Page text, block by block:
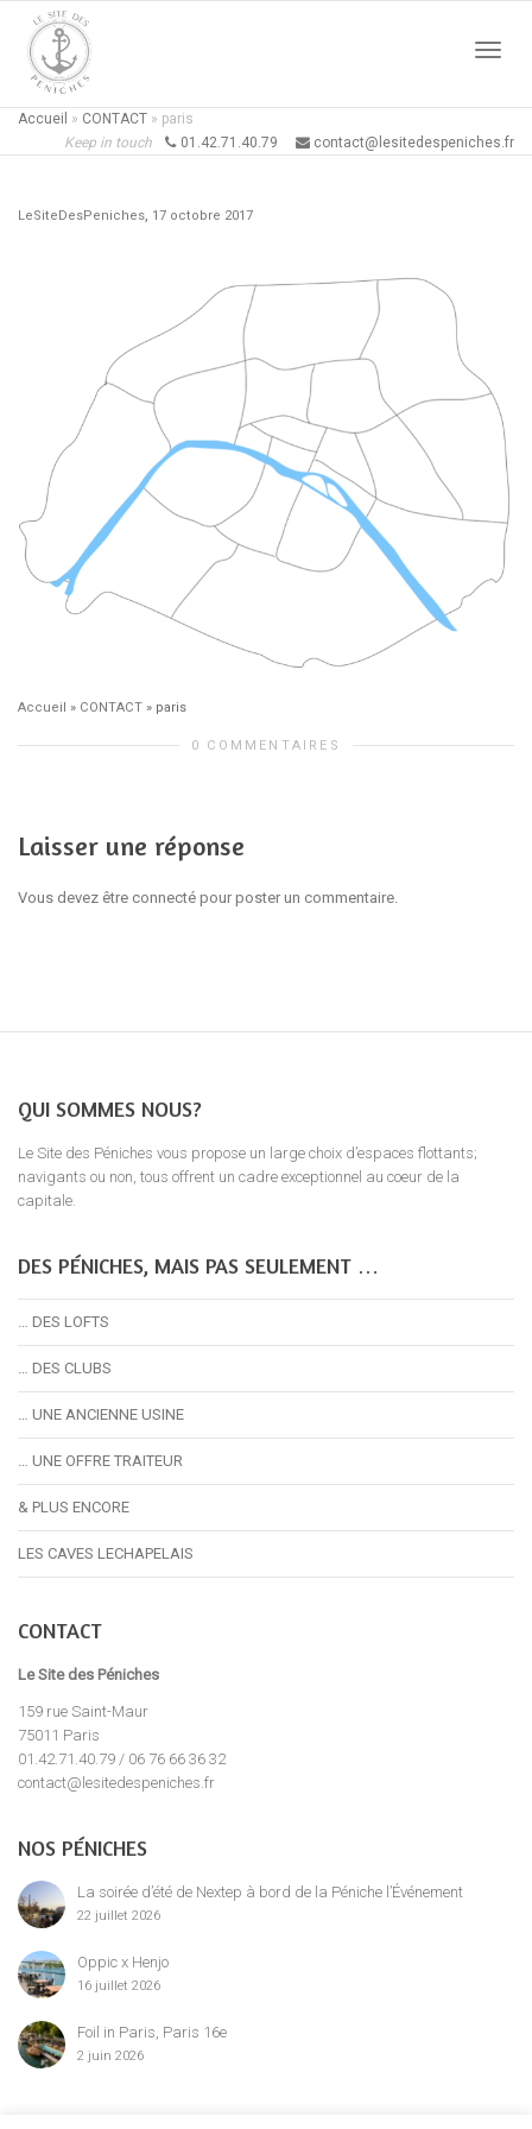
Accueil » CONTACT » paris
Keep in touch
01.42.71.40.79 contact@lesitedespeniches.fr
LeSiteDesPeniches, 17 octobre 2017
Accueil » CONTACT » paris
0 COMMENTAIRES
Laisser une réponse
Vous devez être connecté pour poster un commentaire.
QUI SOMMES NOUS?
Le Site des Péniches vous propose un large choix d’espaces flottants;
navigants ou non, tous offrent un cadre exceptionnel au coeur de la
capitale.
DES PÉNICHES, MAIS PAS SEULEMENT …
… DES LOFTS
… DES CLUBS
… UNE ANCIENNE USINE
… UNE OFFRE TRAITEUR
& PLUS ENCORE
LES CAVES LECHAPELAIS
CONTACT
Le Site des Péniches
159 rue Saint-Maur
75011 Paris
01.42.71.40.79 / 06 76 66 36 32
contact@lesitedespeniches.fr
NOS PÉNICHES
La soirée d’été de Nextep à bord de la Péniche l’Événement
22 juillet 2026
Oppic x Henjo
16 juillet 2026
Foil in Paris, Paris 16e
2 juin 2026